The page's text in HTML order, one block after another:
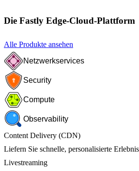
Die Fastly Edge-Cloud-Plattform
Alle Produkte ansehen
Netzwerkservices
Security
Compute
Observability
Content Delivery (CDN)
Liefern Sie schnelle, personalisierte
Livestreaming